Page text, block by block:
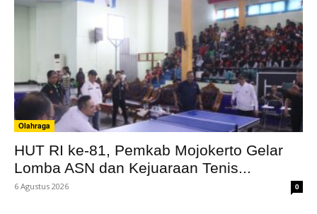
Olahraga
HUT RI ke-81, Pemkab Mojokerto Gelar
Lomba ASN dan Kejuaraan Tenis...
6 Agustus 2026 0